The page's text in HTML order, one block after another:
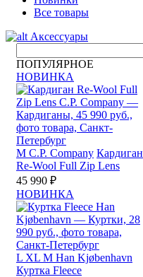
Все товары
Аксессуары
ПОПУЛЯРНОЕ
НОВИНКА
M C.P. Company Кардиган
Re-Wool Full Zip Lens
45 990 ₽
НОВИНКА
L XL M Han Kjøbenhavn
Куртка Fleece